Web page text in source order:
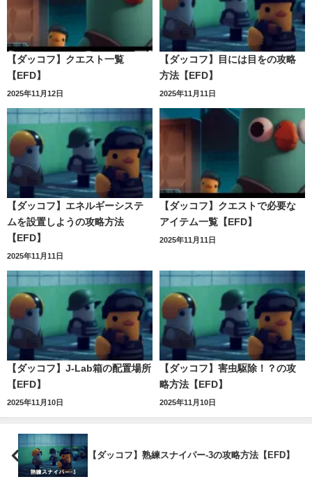
【ダッコフ】クエスト一覧
【EFD】
2025年11月12日
【ダッコフ】目には目をの攻略
方法【EFD】
2025年11月11日
【ダッコフ】エネルギーシステ
ムを設置しようの攻略方法
【EFD】
2025年11月11日
【ダッコフ】クエストで必要な
アイテム一覧【EFD】
2025年11月11日
【ダッコフ】J-Lab箱の配置場所
【EFD】
2025年11月10日
【ダッコフ】害虫駆除！？の攻
略方法【EFD】
2025年11月10日
【ダッコフ】熟練スナイパー-3の攻略方法【EFD】